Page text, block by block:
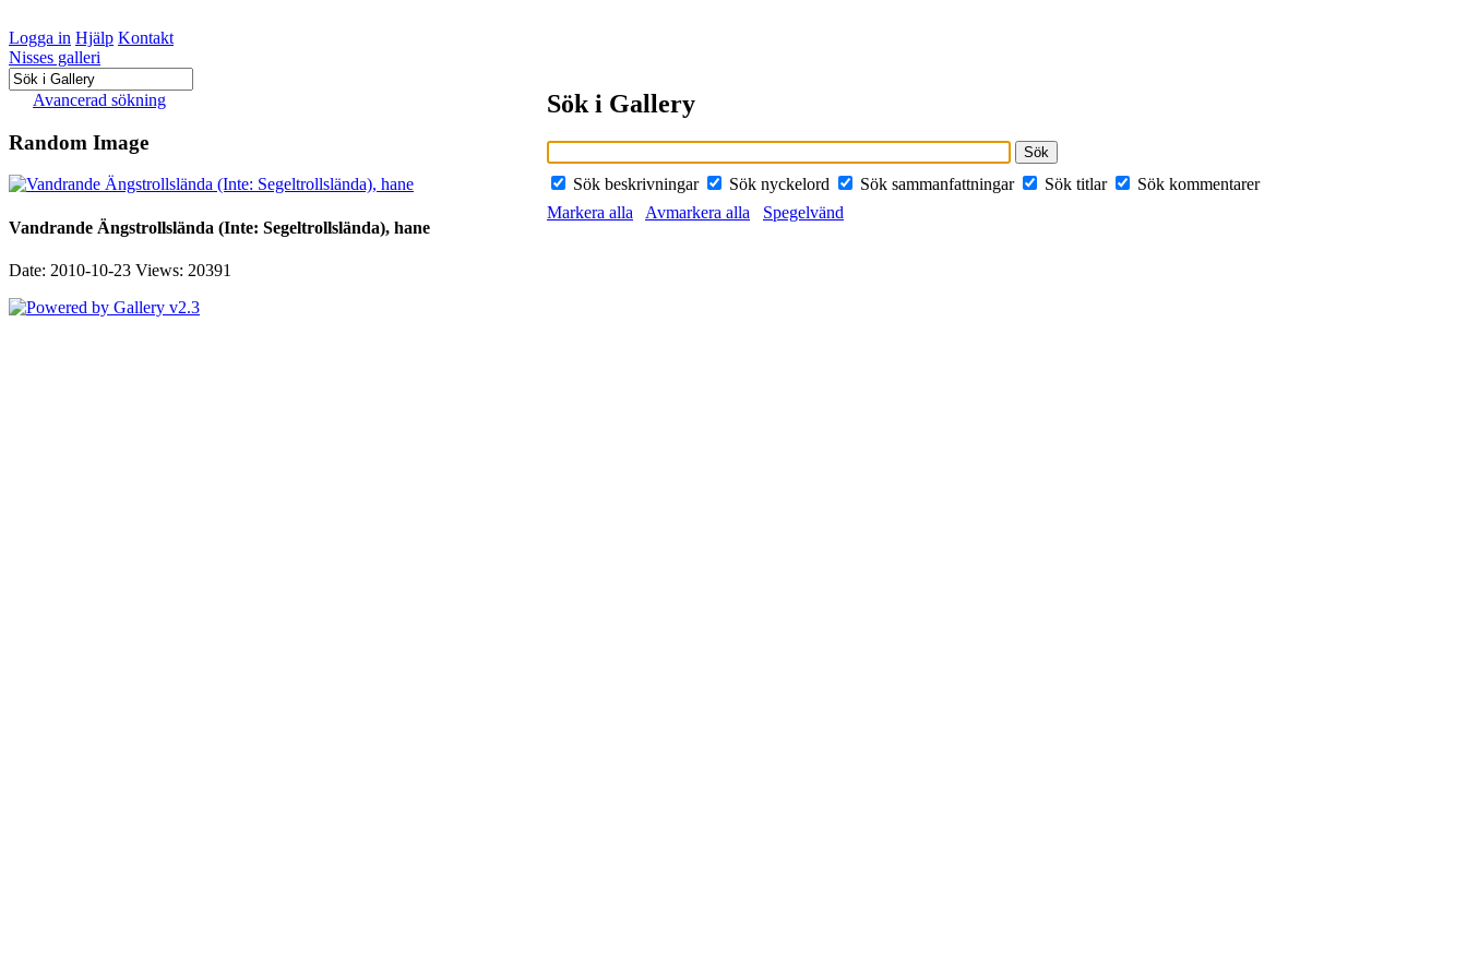
Logga in Hjälp Kontakt
Nisses galleri
Avancerad sökning
Random Image
Vandrande Ängstrollslända (Inte: Segeltrollslända), hane
Date: 2010-10-23 Views: 20391
Sök i Gallery
Sök beskrivningar Sök nyckelord Sök sammanfattningar Sök titlar
Sök kommentarer
Markera alla
Avmarkera alla Spegelvänd